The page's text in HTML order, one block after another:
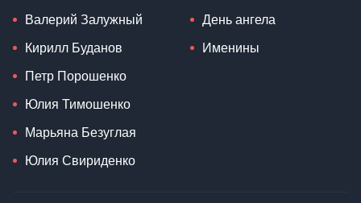
Валерий Залужный
Кирилл Буданов
Петр Порошенко
Юлия Тимошенко
Марьяна Безуглая
Юлия Свириденко
День ангела
Именины